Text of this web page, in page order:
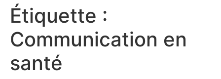
Étiquette :
Communication en
santé